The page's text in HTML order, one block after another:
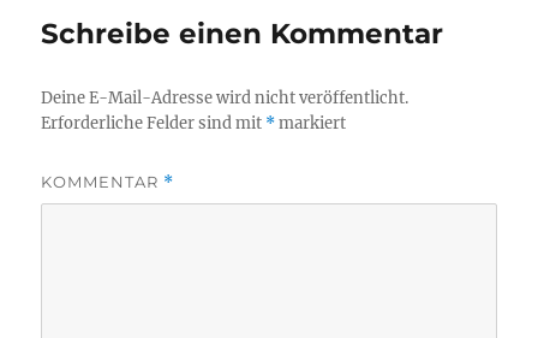
Schreibe einen Kommentar
Deine E-Mail-Adresse wird nicht veröffentlicht.
Erforderliche Felder sind mit *markiert
KOMMENTAR *